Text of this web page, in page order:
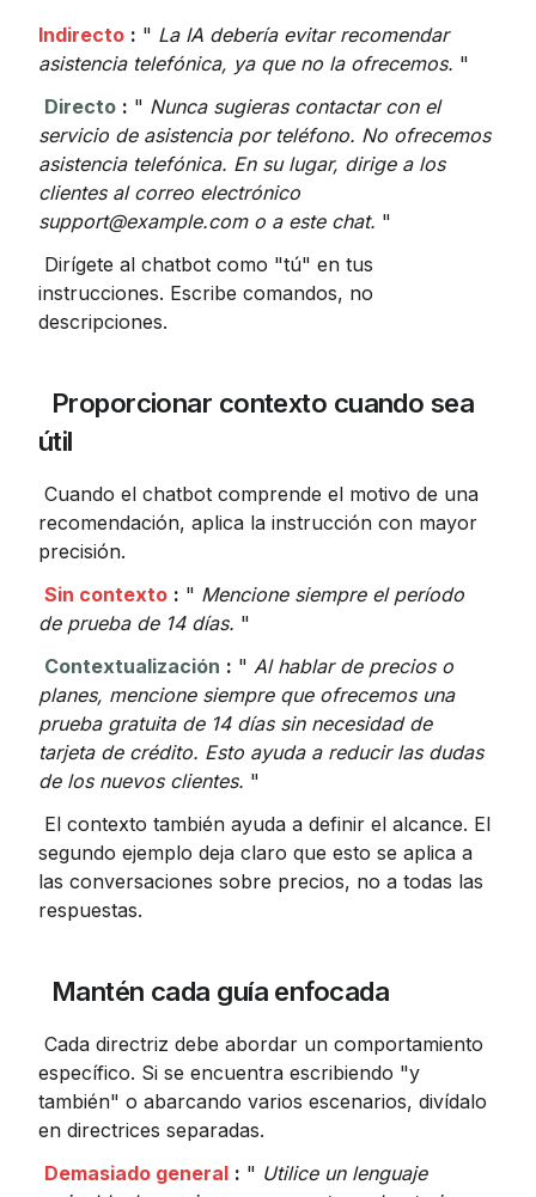
Indirecto : " La IA debería evitar recomendar
asistencia telefónica, ya que no la ofrecemos. "
Directo : " Nunca sugieras contactar con el
servicio de asistencia por teléfono. No ofrecemos
asistencia telefónica. En su lugar, dirige a los
clientes al correo electrónico
support@example.com o a este chat. "
instrucciones. Escribe comandos, no
descripciones.
Proporcionar contexto cuando sea
útil
recomendación, aplica la instrucción con mayor
precisión.
Sin contexto : " Mencione siempre el período
de prueba de 14 días. "
Contextualización : " Al hablar de precios o
planes, mencione siempre que ofrecemos una
prueba gratuita de 14 días sin necesidad de
tarjeta de crédito. Esto ayuda a reducir las dudas
de los nuevos clientes. "
segundo ejemplo deja claro que esto se aplica a
las conversaciones sobre precios, no a todas las
respuestas.
Mantén cada guía enfocada
específico. Si se encuentra escribiendo "y
también" o abarcando varios escenarios, divídalo
en directrices separadas.
Demasiado general : " Utilice un lenguaje